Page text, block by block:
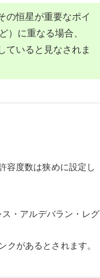
の恒星が重要なポイ
に重なる場合、
ていると見なされま
容度数は狭めに設定し
・アルデバラン・レグ
クがあるとされます。